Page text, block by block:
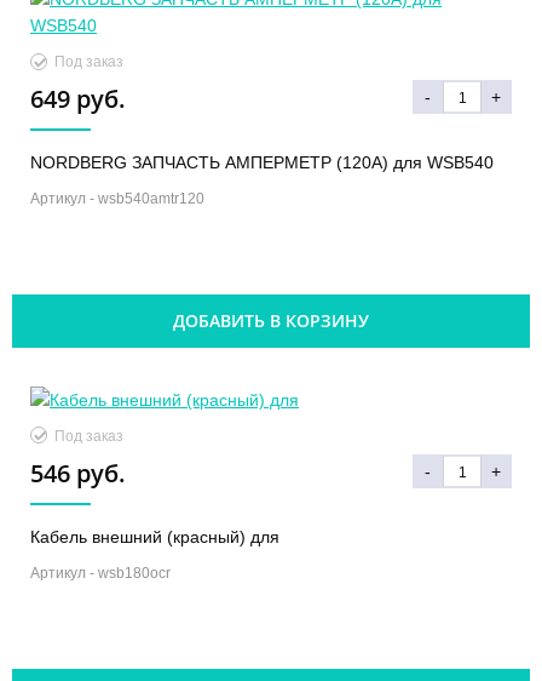
Под заказ
649 руб. - +
NORDBERG ЗАПЧАСТЬ АМПЕРМЕТР (120А) для WSB540
Артикул - wsb540amtr120
ДОБАВИТЬ В КОРЗИНУ
Под заказ
546 руб. - +
Кабель внешний (красный) для
Артикул - wsb180ocr